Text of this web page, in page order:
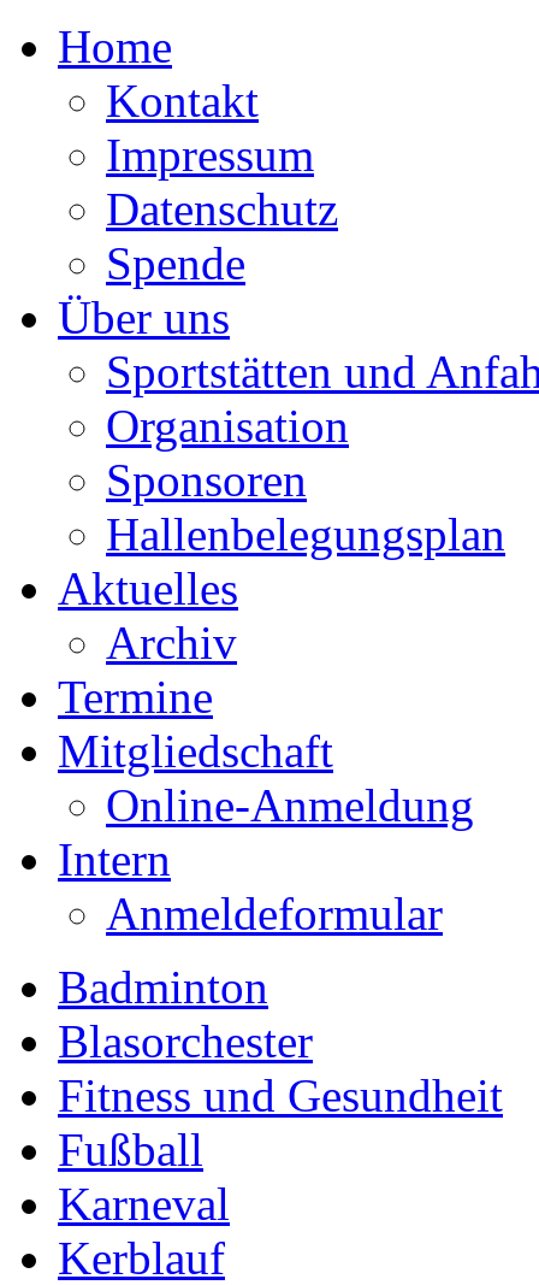
Home
Kontakt
Impressum
Datenschutz
Spende
Über uns
Sportstätten und
Organisation
Sponsoren
Hallenbelegungsplan
Aktuelles
Archiv
Termine
Mitgliedschaft
Online-Anmeldung
Intern
Anmeldeformular
Badminton
Blasorchester
Fitness und Gesundheit
Fußball
Karneval
Kerblauf